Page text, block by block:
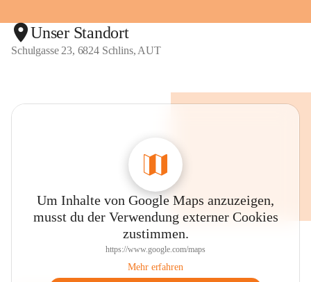
Unser Standort
Schulgasse 23, 6824 Schlins, AUT
Um Inhalte von Google Maps anzuzeigen,
musst du der Verwendung externer Cookies
zustimmen.
https://www.google.com/maps
Mehr erfahren